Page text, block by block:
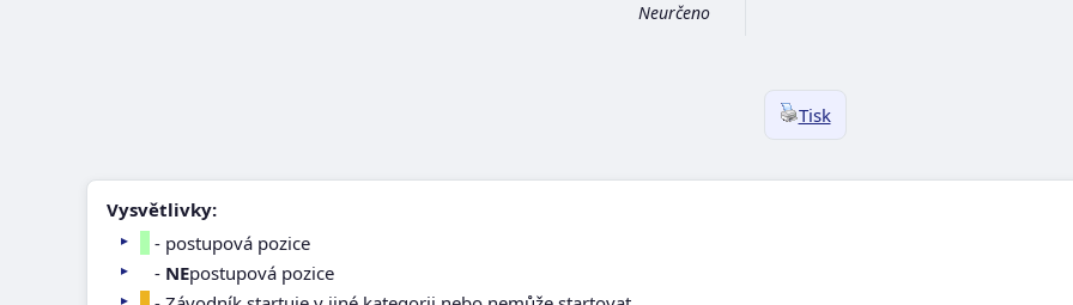
Neurčeno
Tisk
Vysvětlivky:
- postupová pozice
- NEpostupová pozice